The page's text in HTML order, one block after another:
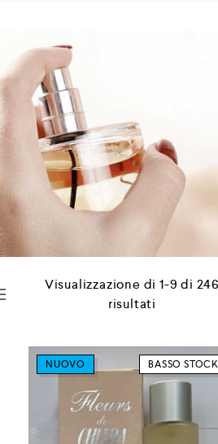
Visualizzazione di 1-9 di 246
risultati
BASSO STOCK
NUOVO